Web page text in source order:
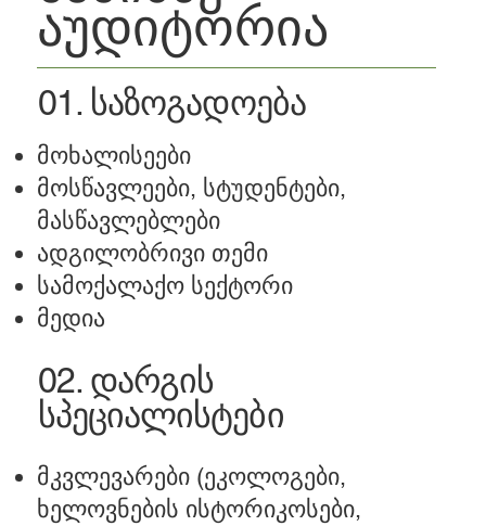
აუდიტორია
01. საზოგადოება
მოხალისეები
მოსწავლეები, სტუდენტები,
მასწავლებლები
ადგილობრივი თემი
სამოქალაქო სექტორი
მედია
02. დარგის
სპეციალისტები
მკვლევარები (ეკოლოგები,
ხელოვნების ისტორიკოსები,